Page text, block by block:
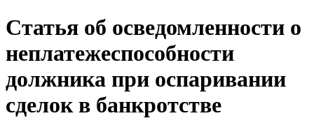
Статья об осведомленности о
неплатежеспособности
должника при оспаривании
сделок в банкротстве